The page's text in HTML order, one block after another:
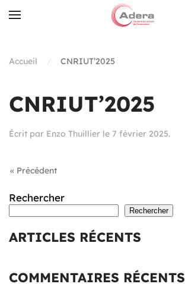
Skip to main content
Accueil CNRIUT’2025
CNRIUT’2025
Écrit par Enzo Thuillier le 7 février 2025.
« Précédent
Rechercher
Rechercher
ARTICLES RÉCENTS
COMMENTAIRES RÉCENTS